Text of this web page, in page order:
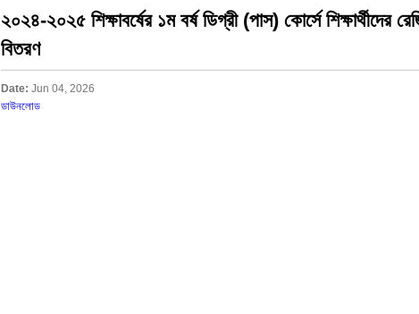
২০২৪-২০২৫ শিক্ষাবর্ষের ১ম বর্ষ ডিগ্রী (পাস) কোর্সে শিক্ষার্থীদের
বিতরণ
Date: Jun 04, 2026
ডাউনলোড